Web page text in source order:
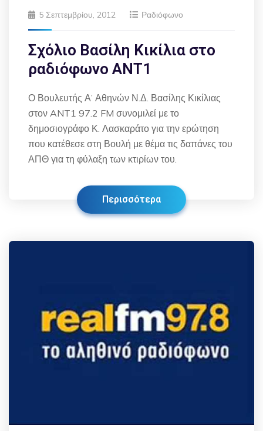
5 Σεπτεμβρίου, 2012 Ραδιόφωνο
Σχόλιο Βασίλη Κικίλια στο
ραδιόφωνο ΑΝΤ1
Ο Βουλευτής Α’ Αθηνών Ν.Δ. Βασίλης Κικίλιας
στον ANT1 97.2 FM συνομιλεί με το
δημοσιογράφο Κ. Λασκαράτο για την ερώτηση
που κατέθεσε στη Βουλή με θέμα τις δαπάνες του
ΑΠΘ για τη φύλαξη των κτιρίων του.
Περισσότερα